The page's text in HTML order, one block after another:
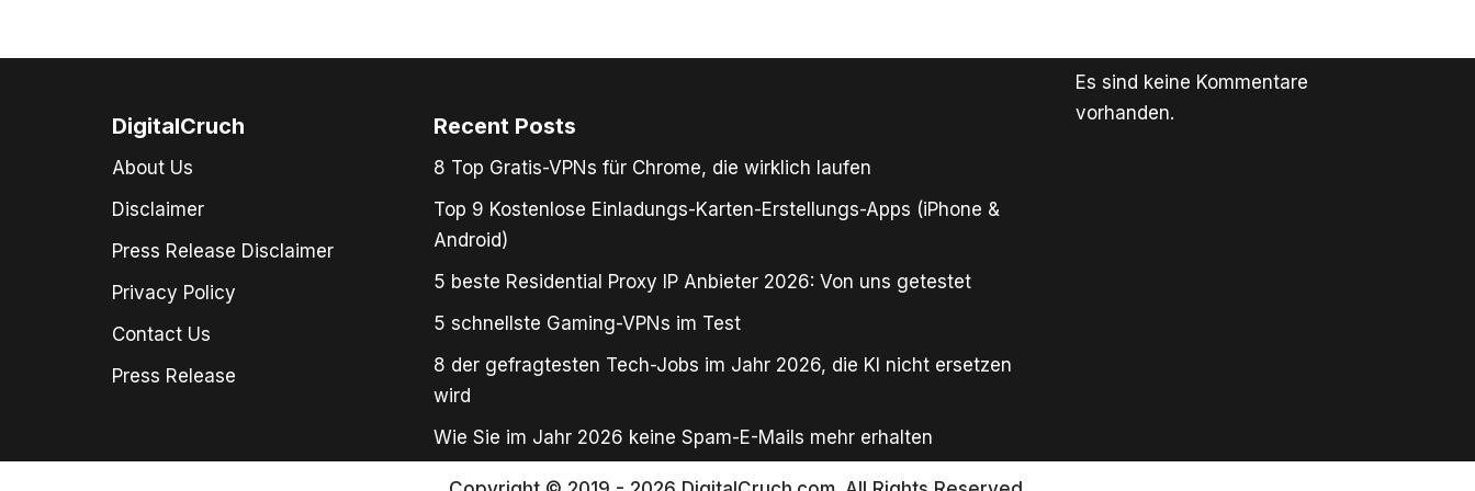
DigitalCruch
About Us
Disclaimer
Press Release Disclaimer
Privacy Policy
Contact Us
Press Release
Recent Posts
8 Top Gratis-VPNs für Chrome, die wirklich laufen
Top 9 Kostenlose Einladungs-Karten-Erstellungs-Apps (iPhone &
Android)
5 beste Residential Proxy IP Anbieter 2026: Von uns getestet
5 schnellste Gaming-VPNs im Test
8 der gefragtesten Tech-Jobs im Jahr 2026, die KI nicht ersetzen
wird
Wie Sie im Jahr 2026 keine Spam-E-Mails mehr erhalten
Es sind keine Kommentare
vorhanden.